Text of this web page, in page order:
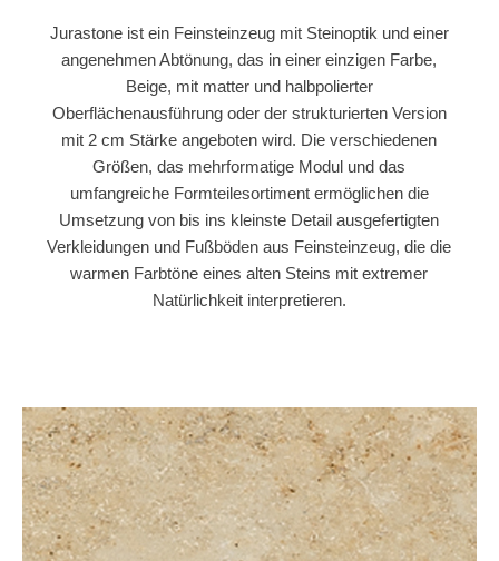
Jurastone ist ein Feinsteinzeug mit Steinoptik und einer
angenehmen Abtönung, das in einer einzigen Farbe,
Beige, mit matter und halbpolierter
Oberflächenausführung oder der strukturierten Version
mit 2 cm Stärke angeboten wird. Die verschiedenen
Größen, das mehrformatige Modul und das
umfangreiche Formteilesortiment ermöglichen die
Umsetzung von bis ins kleinste Detail ausgefertigten
Verkleidungen und Fußböden aus Feinsteinzeug, die die
warmen Farbtöne eines alten Steins mit extremer
Natürlichkeit interpretieren.